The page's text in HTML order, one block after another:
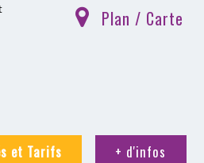
Plan / Carte
+ d'infos
et Tarifs